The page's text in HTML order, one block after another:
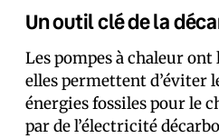
Un outil clé de la
Les pompes à chaleur
elles permettent d’éviter
énergies fossiles pour le
par de l’électricité